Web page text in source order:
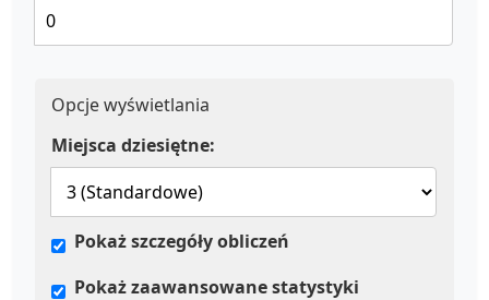
Opcje wyświetlania
Miejsca dziesiętne:
Pokaż szczegóły obliczeń
Pokaż zaawansowane statystyki